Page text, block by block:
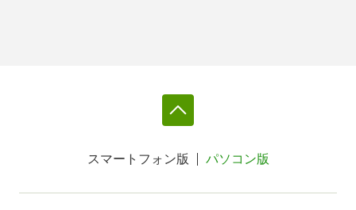
スマートフォン版 パソコン版